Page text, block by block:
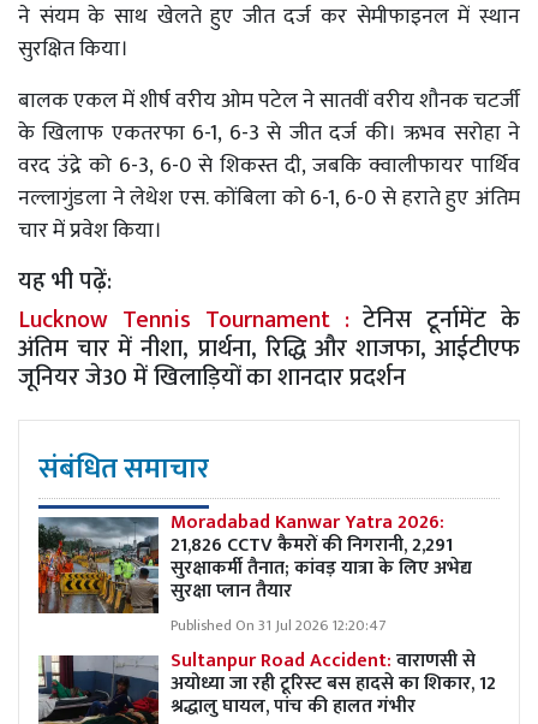
ने संयम के साथ खेलते हुए जीत दर्ज कर सेमीफाइनल में स्थान
सुरक्षित किया।
बालक एकल में शीर्ष वरीय ओम पटेल ने सातवीं वरीय शौनक चटर्जी
के खिलाफ एकतरफा 6-1, 6-3 से जीत दर्ज की। ऋभव सरोहा ने
वरद उंद्रे को 6-3, 6-0 से शिकस्त दी, जबकि क्वालीफायर पार्थिव
नल्लागुंडला ने लेथेश एस. कोंबिला को 6-1, 6-0 से हराते हुए अंतिम
चार में प्रवेश किया।
यह भी पढ़ें:
Lucknow Tennis Tournament :टेनिस टूर्नामेंट के
अंतिम चार में नीशा, प्रार्थना, रिद्धि और शाजफा, आईटीएफ
जूनियर जे30 में खिलाड़ियों का शानदार प्रदर्शन
संबंधित समाचार
Moradabad Kanwar Yatra 2026:
21,826 CCTV कैमरों की निगरानी, 2,291
सुरक्षाकर्मी तैनात; कांवड़ यात्रा के लिए अभेद्य
सुरक्षा प्लान तैयार
Published On 31 Jul 2026 12:20:47
Sultanpur Road Accident:वाराणसी से
अयोध्या जा रही टूरिस्ट बस हादसे का शिकार, 12
श्रद्धालु घायल, पांच की हालत गंभीर